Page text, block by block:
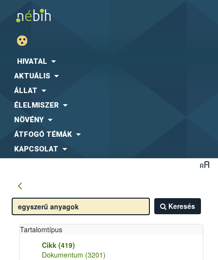
HIVATAL
AKTUÁLIS
ÁLLAT
ÉLELMISZER
NÖVÉNY
ÁTFOGÓ TÉMÁK
KAPCSOLAT
Keresés
Tartalomtípus
Cikk (419)
Dokumentum (3201)